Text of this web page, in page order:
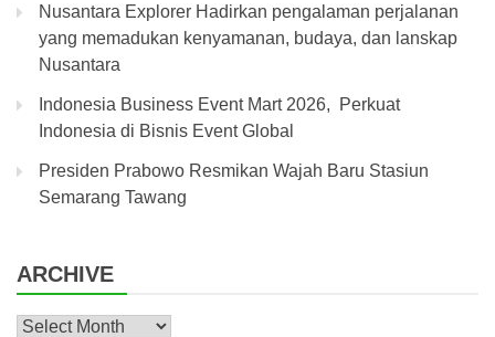
Nusantara Explorer Hadirkan pengalaman perjalanan
yang memadukan kenyamanan, budaya, dan lanskap
Nusantara
Indonesia Business Event Mart 2026, Perkuat
Indonesia di Bisnis Event Global
Presiden Prabowo Resmikan Wajah Baru Stasiun
Semarang Tawang
ARCHIVE
Archive